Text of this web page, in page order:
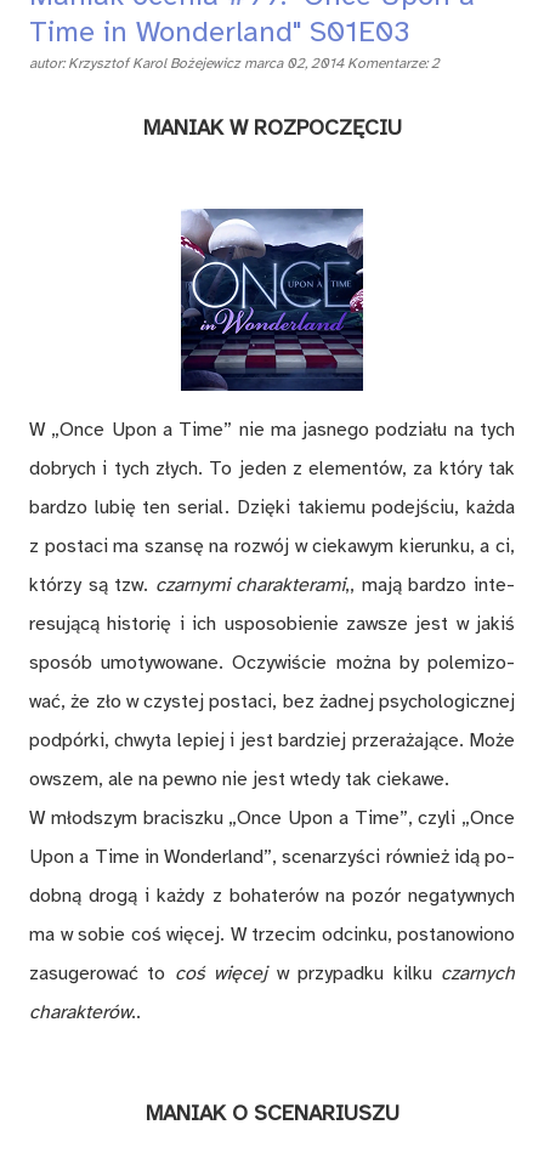
Time in Wonderland" S01E03
autor:Krzysztof Karol Bożejewicz marca 02, 2014 Komentarze: 2
MA­NIAK W ROZ­PO­CZĘCIU
W „On­ce Upon a Time” nie ma ja­sne­go po­dzia­łu na tych
do­brych i tych złych. To je­den z ele­men­tów, za któ­ry tak
bar­dzo lu­bię ten se­rial. Dzię­ki ta­kie­mu po­dej­ściu, każ­da
z po­sta­ci ma szan­sę na roz­wój w cie­ka­wym kie­run­ku, a ci,
któ­rzy są tzw. czar­ny­mi cha­rak­te­ra­mi,, ma­ją bar­dzo in­te­
re­su­ją­cą hi­sto­rię i ich uspo­so­bie­nie za­wsze jest w ja­kiś
spo­sób umo­ty­wo­wa­ne. Oczy­wi­ście moż­na by po­le­mi­zo­
wać, że zło w czy­stej po­sta­ci, bez żad­nej psy­cho­lo­gicz­nej
pod­pór­ki, chwy­ta le­piej i jest bar­dziej prze­ra­ża­ją­ce. Mo­że
ow­szem, ale na pew­no nie jest wte­dy tak cie­ka­we.
W młod­szym bra­cisz­ku „Once U­pon a Time”, czy­li „On­ce
Upon a Time in Won­der­land”, sce­na­rzy­ści rów­nież idą po­
dob­ną dro­gą i każ­dy z bo­ha­te­rów na po­zór ne­ga­tyw­nych
ma w so­bie coś wię­cej. W trze­cim od­cin­ku, po­sta­no­wio­no
za­su­ge­ro­wać to coś wię­cejw przy­pad­ku kil­ku czar­nych
cha­rak­te­rów..
MA­NIAK O SCE­NA­RIU­SZU